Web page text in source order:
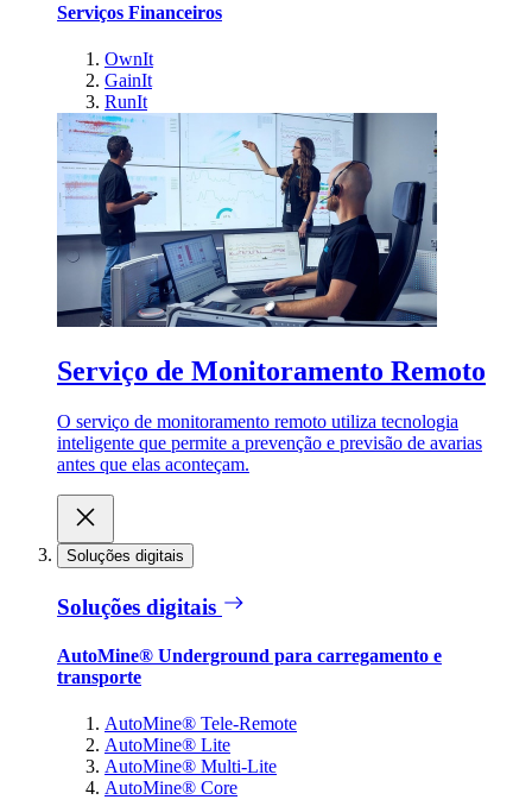
Serviços Financeiros
OwnIt
GainIt
RunIt
Serviço de Monitoramento Remoto
O serviço de monitoramento remoto utiliza tecnologia
inteligente que permite a prevenção e previsão de avarias
antes que elas aconteçam.
Soluções digitais
Soluções digitais
AutoMine® Underground para carregamento e
transporte
AutoMine® Tele-Remote
AutoMine® Lite
AutoMine® Multi-Lite
AutoMine® Core